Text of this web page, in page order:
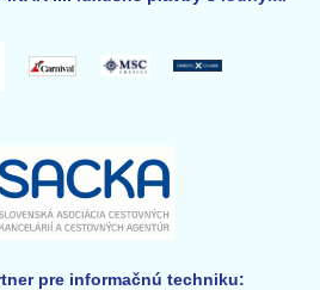
pre informačnú techniku: